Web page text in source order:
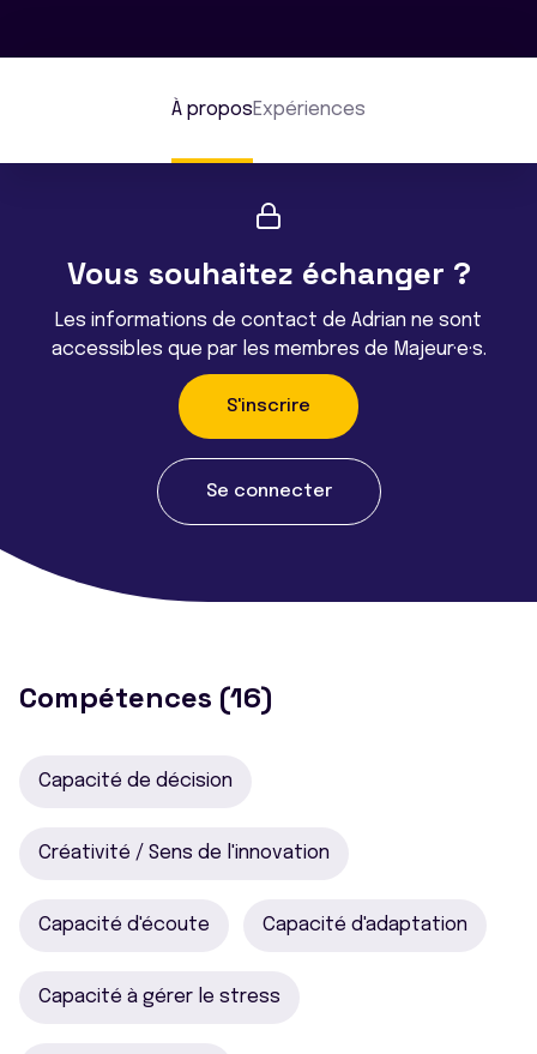
À proposExpériences
Vous souhaitez échanger ?
Les informations de contact de Adrian ne sont
accessibles que par les membres de Majeur·e·s.
S'inscrire
Se connecter
Compétences (16)
Capacité de décision
Créativité / Sens de l'innovation
Capacité d'écoute Capacité d'adaptation
Capacité à gérer le stress